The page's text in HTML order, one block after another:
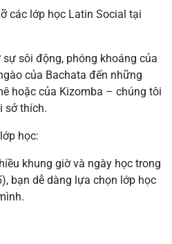
các lớp học Latin Social tại
sôi động, phóng khoáng của
của Bachata đến những
hoặc của Kizomba – chúng tôi
sở thích.
học:
khung giờ và ngày học trong
bạn dễ dàng lựa chọn lớp học